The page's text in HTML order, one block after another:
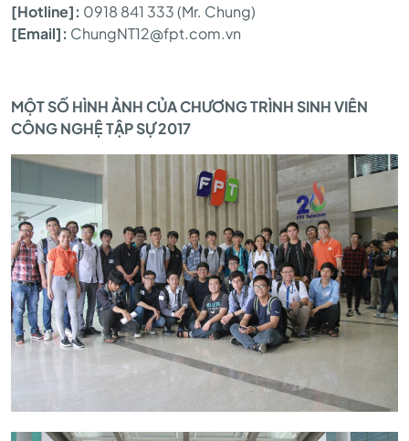
[Hotline]: 0918 841 333 (Mr. Chung)
[Email]: ChungNT12@fpt.com.vn
MỘT SỐ HÌNH ẢNH CỦA CHƯƠNG TRÌNH SINH VIÊN
CÔNG NGHỆ TẬP SỰ 2017